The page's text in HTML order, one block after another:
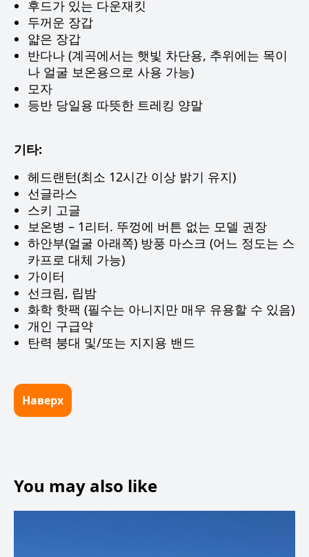
후드가 있는 다운재킷
두꺼운 장갑
얇은 장갑
반다나 (계곡에서는 햇빛 차단용, 추위에는 목이
나 얼굴 보온용으로 사용 가능)
모자
등반 당일용 따뜻한 트레킹 양말
기타:
헤드랜턴(최소 12시간 이상 밝기 유지)
선글라스
스키 고글
보온병 – 1리터. 뚜껑에 버튼 없는 모델 권장
하안부(얼굴 아래쪽) 방풍 마스크 (어느 정도는 스
카프로 대체 가능)
가이터
선크림, 립밤
화학 핫팩 (필수는 아니지만 매우 유용할 수 있음)
개인 구급약
탄력 붕대 및/또는 지지용 밴드
Наверх
You may also like